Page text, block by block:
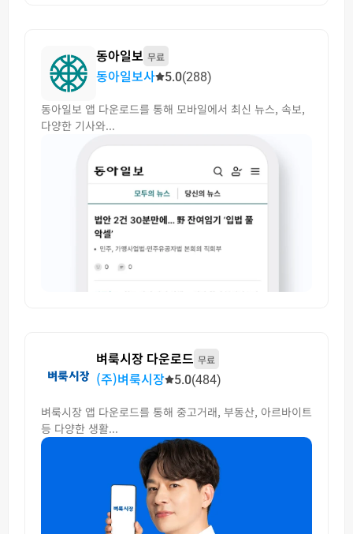
동아일보 무료
동아일보사 5.0(288)
동아일보 앱 다운로드를 통해 모바일에서 최신 뉴스, 속보,
다양한 기사와...
벼룩시장 다운로드 무료
(주)벼룩시장 5.0(484)
벼룩시장 앱 다운로드를 통해 중고거래, 부동산, 아르바이트
등 다양한 생활...